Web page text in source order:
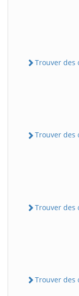
Trouver des
Trouver des
Trouver des
Trouver des